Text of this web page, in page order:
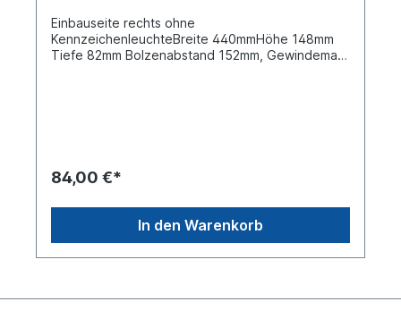
Einbauseite rechts ohne
KennzeichenleuchteBreite 440mmHöhe 148mm
Tiefe 82mm Bolzenabstand 152mm, Gewindemaß
Leuchtefunktion mit Bremslicht Leuchtefunktion
schwarzZulassungsart E-Typ-geprüft ECE,
EMCHeckleuchte linke Seite siehe
84,00 €*
In den Warenkorb